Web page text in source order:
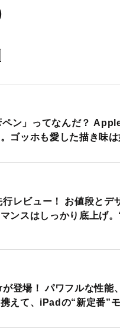
ン」ってなんだ？
ゴッホも愛した描き味は
レビュー！ お値段とデ
ンスはしっかり底上げ
が登場！ パワフルな性
えて、iPadの“新定番”